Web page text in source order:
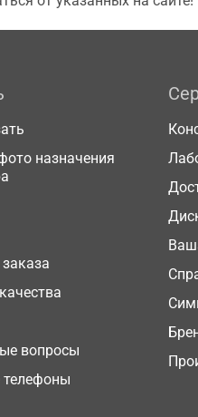
назначения
вопросы